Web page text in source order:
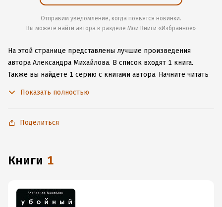
Отправим уведомление, когда появятся новинки.
Вы можете найти автора в разделе Мои Книги «Избранное»
На этой странице представлены лучшие произведения
автора Александра Михайлова. В список входят 1 книга.
Также вы найдете 1 серию с книгами автора. Начните читать
даже без подключения к интернету.
Показать полностью
Поделиться
книги 1